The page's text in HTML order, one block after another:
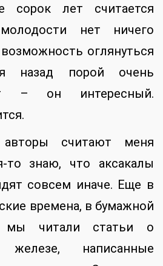
лет считается
нет ничего
оглянуться
назад порой очень
– он интересный.
считают меня
то знаю, что аксакалы
совсем иначе. Еще в
времена, в бумажной
мы читали статьи о
железе, написанные